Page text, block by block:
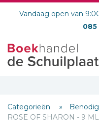
Vandaag open van
085
Categorieën
ROSE OF SHARON - 9 ML
Schrijf hieronder je
E-mail *